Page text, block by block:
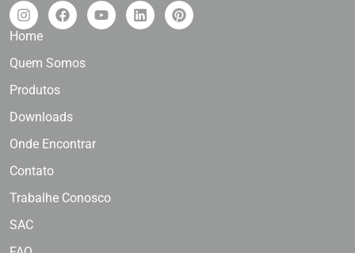
Home
Quem Somos
Produtos
Downloads
Onde Encontrar
Contato
Trabalhe Conosco
SAC